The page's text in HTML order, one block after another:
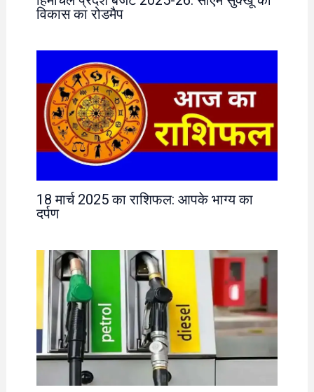
विकास का रोडमैप
18 मार्च 2025 का राशिफल: आपके भाग्य का
दर्पण